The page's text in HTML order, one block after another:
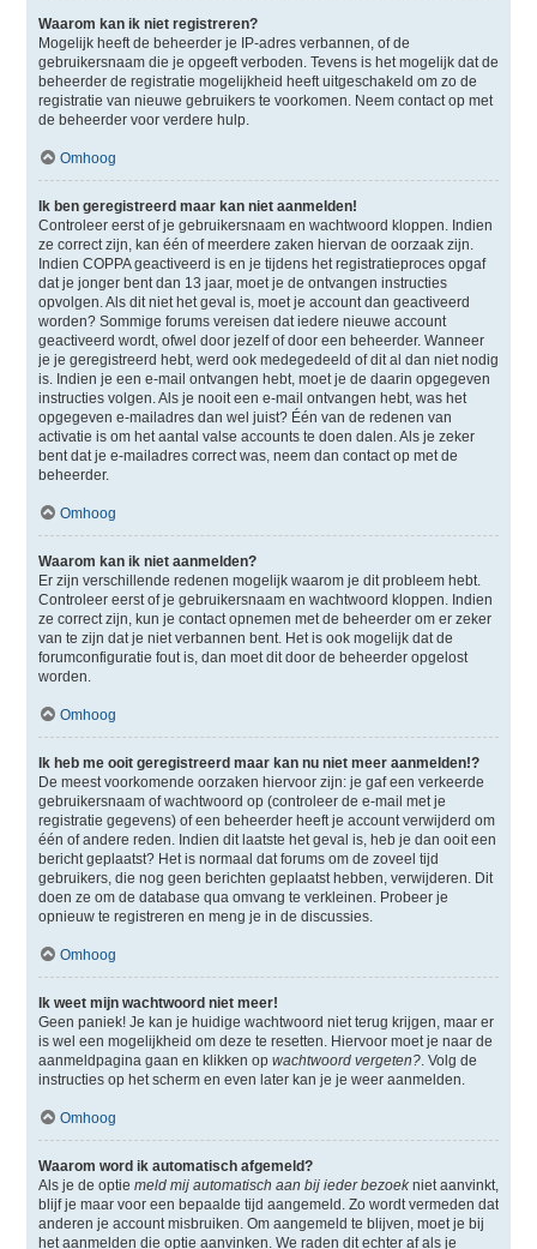
Waarom kan ik niet registreren?
Mogelijk heeft de beheerder je IP-adres verbannen, of de
gebruikersnaam die je opgeeft verboden. Tevens is het mogelijk dat de
beheerder de registratie mogelijkheid heeft uitgeschakeld om zo de
registratie van nieuwe gebruikers te voorkomen. Neem contact op met
de beheerder voor verdere hulp.
Omhoog
Ik ben geregistreerd maar kan niet aanmelden!
Controleer eerst of je gebruikersnaam en wachtwoord kloppen. Indien
ze correct zijn, kan één of meerdere zaken hiervan de oorzaak zijn.
Indien COPPA geactiveerd is en je tijdens het registratieproces opgaf
dat je jonger bent dan 13 jaar, moet je de ontvangen instructies
opvolgen. Als dit niet het geval is, moet je account dan geactiveerd
worden? Sommige forums vereisen dat iedere nieuwe account
geactiveerd wordt, ofwel door jezelf of door een beheerder. Wanneer
je je geregistreerd hebt, werd ook medegedeeld of dit al dan niet nodig
is. Indien je een e-mail ontvangen hebt, moet je de daarin opgegeven
instructies volgen. Als je nooit een e-mail ontvangen hebt, was het
opgegeven e-mailadres dan wel juist? Één van de redenen van
activatie is om het aantal valse accounts te doen dalen. Als je zeker
bent dat je e-mailadres correct was, neem dan contact op met de
beheerder.
Omhoog
Waarom kan ik niet aanmelden?
Er zijn verschillende redenen mogelijk waarom je dit probleem hebt.
Controleer eerst of je gebruikersnaam en wachtwoord kloppen. Indien
ze correct zijn, kun je contact opnemen met de beheerder om er zeker
van te zijn dat je niet verbannen bent. Het is ook mogelijk dat de
forumconfiguratie fout is, dan moet dit door de beheerder opgelost
worden.
Omhoog
Ik heb me ooit geregistreerd maar kan nu niet meer aanmelden!?
De meest voorkomende oorzaken hiervoor zijn: je gaf een verkeerde
gebruikersnaam of wachtwoord op (controleer de e-mail met je
registratie gegevens) of een beheerder heeft je account verwijderd om
één of andere reden. Indien dit laatste het geval is, heb je dan ooit een
bericht geplaatst? Het is normaal dat forums om de zoveel tijd
gebruikers, die nog geen berichten geplaatst hebben, verwijderen. Dit
doen ze om de database qua omvang te verkleinen. Probeer je
opnieuw te registreren en meng je in de discussies.
Omhoog
Ik weet mijn wachtwoord niet meer!
Geen paniek! Je kan je huidige wachtwoord niet terug krijgen, maar er
is wel een mogelijkheid om deze te resetten. Hiervoor moet je naar de
aanmeldpagina gaan en klikken op wachtwoord vergeten?. Volg de
instructies op het scherm en even later kan je je weer aanmelden.
Omhoog
Waarom word ik automatisch afgemeld?
Als je de optie meld mij automatisch aan bij ieder bezoekniet aanvinkt,
blijf je maar voor een bepaalde tijd aangemeld. Zo wordt vermeden dat
anderen je account misbruiken. Om aangemeld te blijven, moet je bij
het aanmelden die optie aanvinken. We raden dit echter af als je